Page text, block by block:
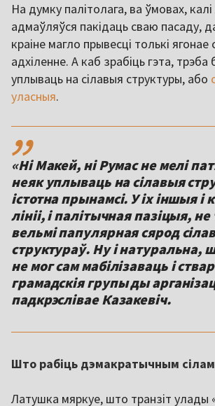
На думку палітолага, ва ўмовах,
адмаўляўся пакідаць сваю пасаду,
краіне магло прывесці толькі ягонае
адхіленне. А каб зрабіць гэта,
уплываць на сілавыя структуры, або
уласныя.
,,
«Ні Макей, ні Румас не мелі
неяк уплываць на сілавыя
істотна прынамсі. У іх іншыя і
лініі, і палітычная пазіцыя, не
вельмі папулярная сярод
структураў. Ну і натуральна,
не мог сам мабілізаваць і
грамадскія групы ды
падкрэслівае Казакевіч.
Што рабіць дэмакратычным
Латушка мяркуе, што транзіт улады